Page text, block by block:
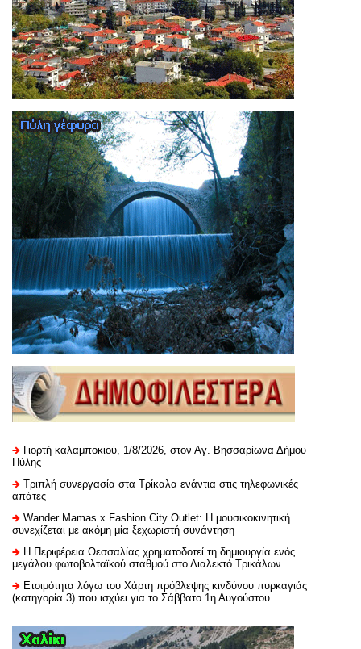
Γιορτή καλαμποκιού, 1/8/2026, στον Αγ. Βησσαρίωνα Δήμου
Πύλης
Τριπλή συνεργασία στα Τρίκαλα ενάντια στις τηλεφωνικές
απάτες
Wander Mamas x Fashion City Outlet: Η μουσικοκινητική
συνεχίζεται με ακόμη μία ξεχωριστή συνάντηση
H Περιφέρεια Θεσσαλίας χρηματοδοτεί τη δημιουργία ενός
μεγάλου φωτοβολταϊκού σταθμού στο Διαλεκτό Τρικάλων
Ετοιμότητα λόγω του Χάρτη πρόβλεψης κινδύνου πυρκαγιάς
(κατηγορία 3) που ισχύει για το Σάββατο 1η Αυγούστου